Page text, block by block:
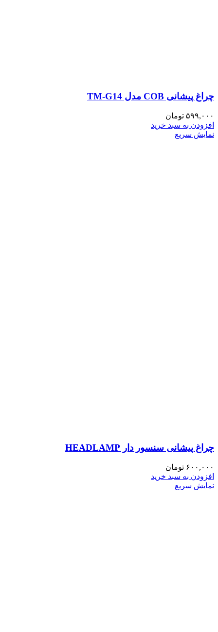
چراغ پیشانی COB مدل TM-G14
۵۹۹,۰۰۰ تومان
افزودن به سبد خرید
نمایش سریع
چراغ پیشانی سنسور دار HEADLAMP
۶۰۰,۰۰۰ تومان
افزودن به سبد خرید
نمایش سریع